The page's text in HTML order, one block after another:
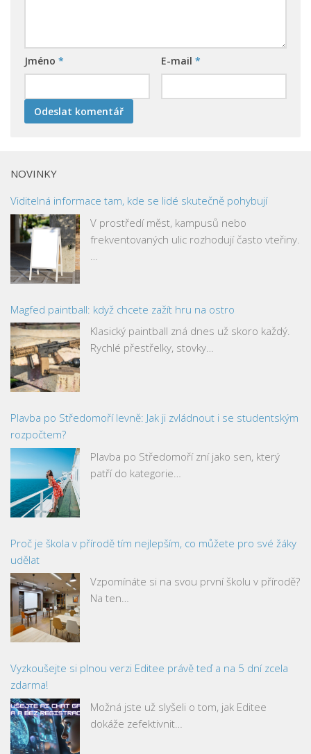
Jméno * E-mail *
NOVINKY
Viditelná informace tam, kde se lidé skutečně pohybují
V prostředí měst, kampusů nebo
frekventovaných ulic rozhodují často vteřiny.
Magfed paintball: když chcete zažít hru na ostro
Klasický paintball zná dnes už skoro každý.
Rychlé přestřelky, stovky…
Plavba po Středomoří levně: Jak ji zvládnout i se studentským
rozpočtem?
Plavba po Středomoří zní jako sen, který
patří do kategorie…
Proč je škola v přírodě tím nejlepším, co můžete pro své žáky
udělat
Vzpomínáte si na svou první školu v přírodě?
Na ten…
Vyzkoušejte si plnou verzi Editee právě teď a na 5 dní zcela
zdarma!
Možná jste už slyšeli o tom, jak Editee
dokáže zefektivnit…